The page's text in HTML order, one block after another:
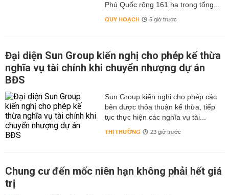
Phú Quốc rộng 161 ha trong tổng...
QUY HOẠCH 5 giờ trước
Đại diện Sun Group kiến nghị cho phép kế thừa
nghĩa vụ tài chính khi chuyển nhượng dự án
BĐS
Sun Group kiến nghị cho phép các
bên được thỏa thuận kế thừa, tiếp
tục thực hiện các nghĩa vụ tài...
THỊ TRƯỜNG 23 giờ trước
Chung cư đến mốc niên hạn không phải hết giá
trị